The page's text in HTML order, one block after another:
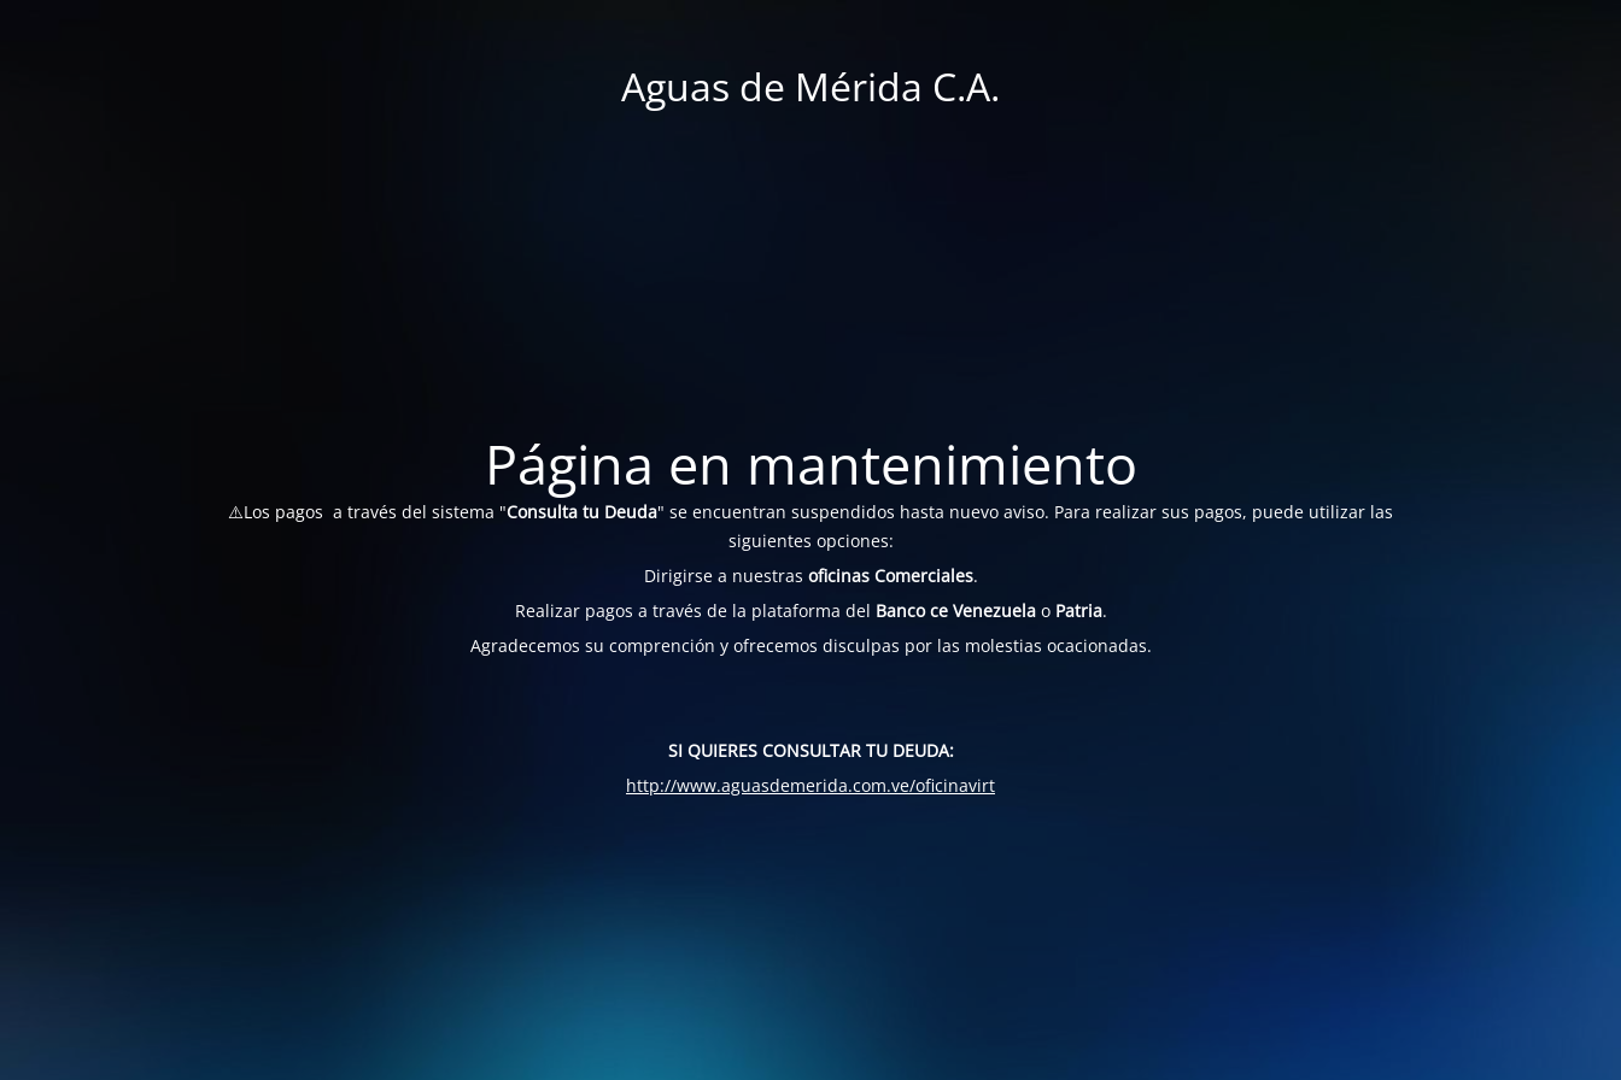
Aguas de Mérida C.A.
Página en mantenimiento
⚠️Los pagos a través del sistema "Consulta tu Deuda" se encuentran suspendidos hasta nuevo aviso. Para realizar sus pagos, puede utilizar las
siguientes opciones:
Dirigirse a nuestras oficinas Comerciales.
Realizar pagos a través de la plataforma del Banco ce Venezuelao Patria.
Agradecemos su comprención y ofrecemos disculpas por las molestias ocacionadas.
SI QUIERES CONSULTAR TU DEUDA:
http://www.aguasdemerida.com.ve/oficinavirt